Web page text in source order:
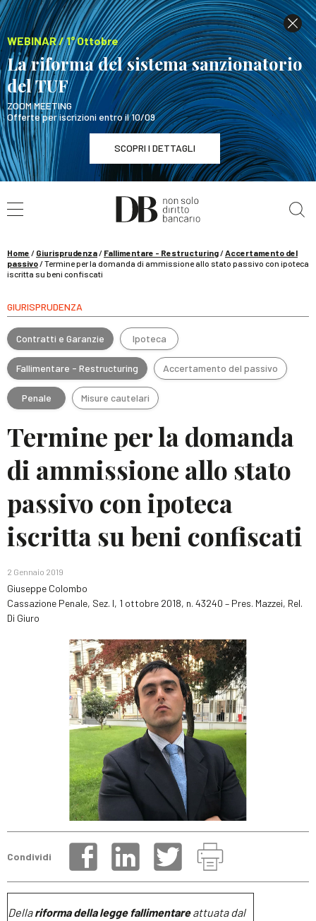
WEBINAR / 1° Ottobre
La riforma del sistema sanzionatorio
del TUF
ZOOM MEETING
Offerte per iscrizioni entro il 10/09
SCOPRI I DETTAGLI
WEBINAR / 1° Ottobre
La riforma del sistema sanzionatorio del TUF
Home / Giurisprudenza/ Fallimentare - Restructuring/Accertamento del
passivo/Termine per la domanda di ammissione allo stato passivo con ipoteca
iscritta su beni confiscati
GIURISPRUDENZA
Contratti e Garanzie Ipoteca
Fallimentare - Restructuring Accertamento del passivo
Penale Misure cautelari
Termine per la domanda
di ammissione allo stato
passivo con ipoteca
iscritta su beni confiscati
2 Gennaio 2019
Giuseppe Colombo
Cassazione Penale, Sez. I, 1 ottobre 2018, n. 43240 – Pres. Mazzei, Rel.
Di Giuro
Condividi
Dellariforma della legge fallimentareattuata dal